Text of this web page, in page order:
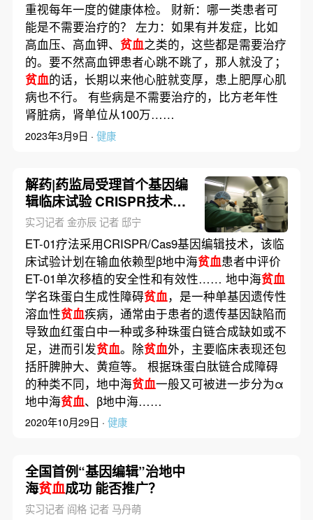
重视每年一度的健康体检。 财新：哪一类患者可
能是不需要治疗的？ 左力：如果有并发症，比如
高血压、高血钾、 贫血之类的，这些都是需要治疗
的。要不然高血钾患者心跳不跳了，那人就没了；
贫血的话，长期以来他心脏就变厚，患上肥厚心肌
病也不行。 有些病是不需要治疗的，比方老年性
肾脏病，肾单位从100万……
2023年3月9日 · 健康
解药|药监局受理首个基因编
辑临床试验 CRISPR技术来
了？
实习记者 金亦辰 记者 邸宁
ET-01疗法采用CRISPR/Cas9基因编辑技术，该临
床试验计划在输血依赖型β地中海贫血患者中评价
ET-01单次移植的安全性和有效性…… 地中海贫血
学名珠蛋白生成性障碍贫血，是一种单基因遗传性
溶血性贫血疾病，通常由于患者的遗传基因缺陷而
导致血红蛋白中一种或多种珠蛋白链合成缺如或不
足，进而引发贫血。除贫血外，主要临床表现还包
括肝脾肿大、黄疸等。 根据珠蛋白肽链合成障碍
的种类不同，地中海贫血一般又可被进一步分为α
地中海贫血、β地中海……
2020年10月29日 · 健康
全国首例“基因编辑”治地中
海贫血成功 能否推广？
实习记者 阎格 记者 马丹萌